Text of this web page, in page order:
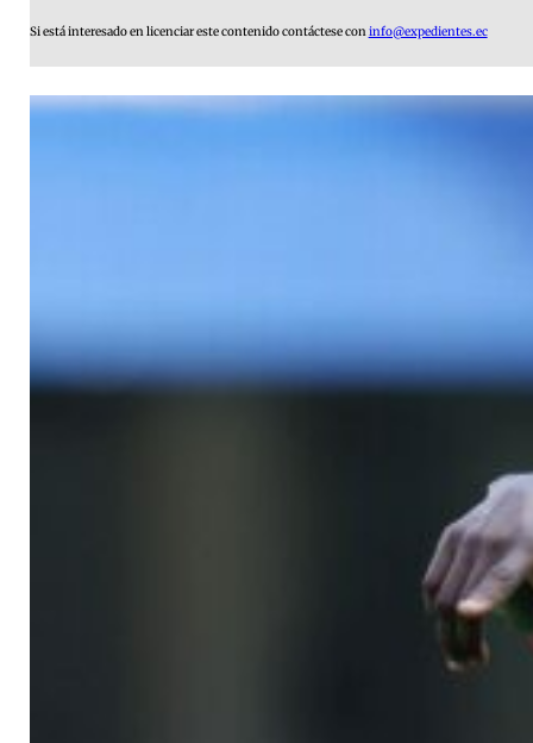
Si está interesado en licenciar este contenido contáctese coninfo@expedientes.ec